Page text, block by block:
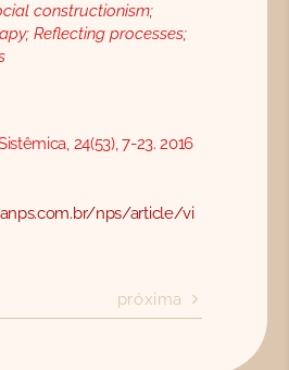
constructionism;
Reflecting processes;
24(53), 7-23. 2016
nps/article/vi
próxima